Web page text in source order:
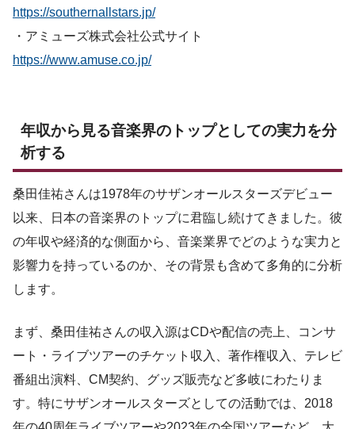
https://southernallstars.jp/
・アミューズ株式会社公式サイト
https://www.amuse.co.jp/
年収から見る音楽界のトップとしての実力を分
析する
桑田佳祐さんは1978年のサザンオールスターズデビュー
以来、日本の音楽界のトップに君臨し続けてきました。彼
の年収や経済的な側面から、音楽業界でどのような実力と
影響力を持っているのか、その背景も含めて多角的に分析
します。
まず、桑田佳祐さんの収入源はCDや配信の売上、コンサ
ート・ライブツアーのチケット収入、著作権収入、テレビ
番組出演料、CM契約、グッズ販売など多岐にわたりま
す。特にサザンオールスターズとしての活動では、2018